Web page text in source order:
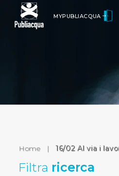
MYPUBLIACQUA
Home | 16/02 Al via i lavori
Filtra ricerca